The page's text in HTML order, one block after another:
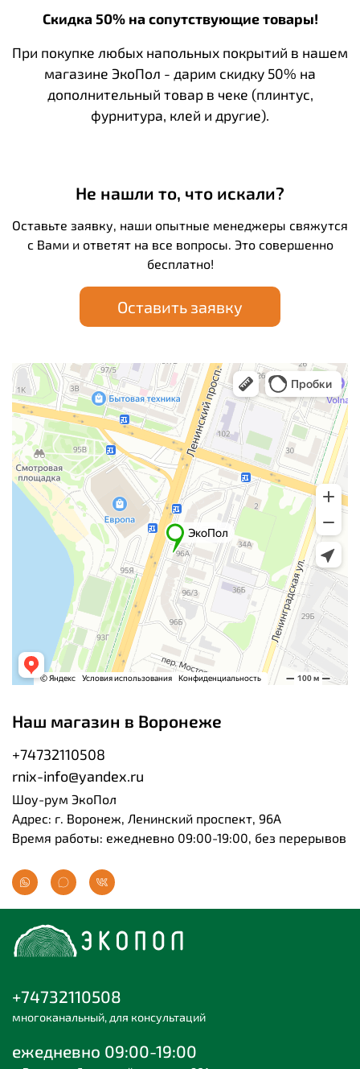
Скидка 50% на сопутствующие товары!
При покупке любых напольных покрытий в нашем
магазине ЭкоПол - дарим скидку 50% на
дополнительный товар в чеке (плинтус,
фурнитура, клей и другие).
Не нашли то, что искали?
Оставьте заявку, наши опытные менеджеры свяжутся
с Вами и ответят на все вопросы. Это совершенно
бесплатно!
Оставить заявку
Наш магазин в Воронеже
+74732110508
rnix-info@yandex.ru
Шоу-рум ЭкоПол
Адрес: г. Воронеж, Ленинский проспект, 96А
Время работы: ежедневно 09:00-19:00, без перерывов
+74732110508
многоканальный, для консультаций
ежедневно 09:00-19:00